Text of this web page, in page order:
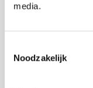
media.
Noodzakelijk
EAN
Titel
Artikelnummer